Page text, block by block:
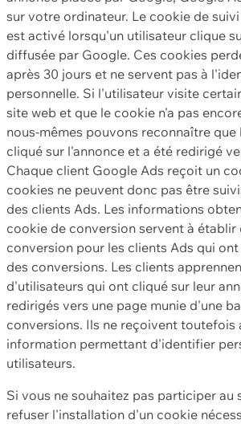
sur votre ordinateur. Le cookie de
est activé lorsqu'un utilisateur clique
diffusée par Google. Ces cookies
après 30 jours et ne servent pas à
personnelle. Si l'utilisateur visite
site web et que le cookie n'a pas
nous-mêmes pouvons reconnaître
cliqué sur l'annonce et a été redirigé
Chaque client Google Ads reçoit un
cookies ne peuvent donc pas être
des clients Ads. Les informations
cookie de conversion servent à
conversion pour les clients Ads qui
des conversions. Les clients
d'utilisateurs qui ont cliqué sur leur
redirigés vers une page munie d'une
conversions. Ils ne reçoivent toutefois
information permettant d'identifier
utilisateurs.
Si vous ne souhaitez pas participer au
refuser l'installation d'un cookie